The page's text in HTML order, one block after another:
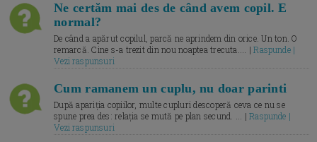
Ne certăm mai des de când avem copil. E
normal?
De când a apărut copilul, parcă ne aprindem din orice. Un ton. O
remarcă. Cine s-a trezit din nou noaptea trecuta.... |Raspunde |
Vezi raspunsuri
Cum ramanem un cuplu, nu doar parinti
După apariția copiilor, multe cupluri descoperă ceva ce nu se
spune prea des: relația se mută pe plan secund. ... |Raspunde |
Vezi raspunsuri